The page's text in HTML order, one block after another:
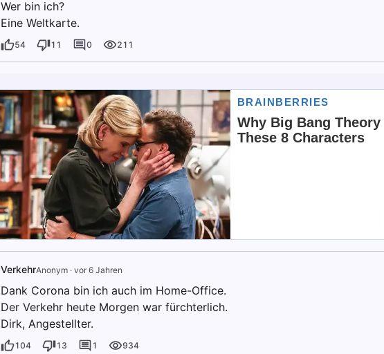
Wer bin ich?
Eine Weltkarte.
54 11 0 211
VerkehrAnonym· vor 6 Jahren
Dank Corona bin ich auch im Home-Office.
Der Verkehr heute Morgen war fürchterlich.
Dirk, Angestellter.
104 13 1 934